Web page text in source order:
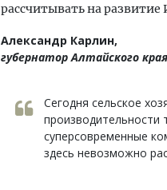
рассчитывать на развитие
Александр Карлин,
губернатор Алтайского
Сегодня сельское
производительности
суперсовременные
здесь невозможно